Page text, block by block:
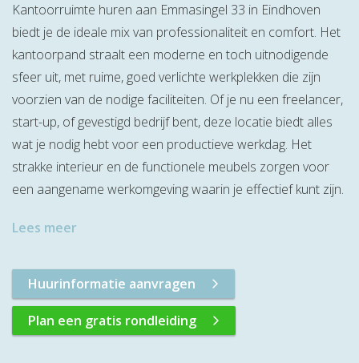
Kantoorruimte huren aan Emmasingel 33 in Eindhoven
biedt je de ideale mix van professionaliteit en comfort. Het
kantoorpand straalt een moderne en toch uitnodigende
sfeer uit, met ruime, goed verlichte werkplekken die zijn
voorzien van de nodige faciliteiten. Of je nu een freelancer,
start-up, of gevestigd bedrijf bent, deze locatie biedt alles
wat je nodig hebt voor een productieve werkdag. Het
strakke interieur en de functionele meubels zorgen voor
een aangename werkomgeving waarin je effectief kunt zijn.
Lees meer
Huurinformatie aanvragen
Plan een gratis rondleiding